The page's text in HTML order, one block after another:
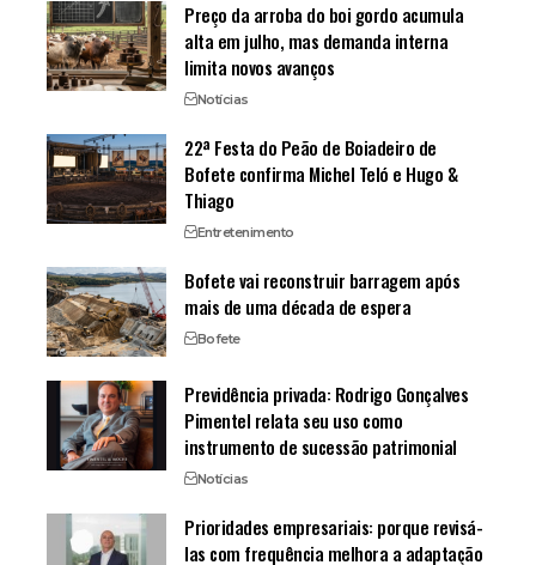
Preço da arroba do boi gordo acumula
alta em julho, mas demanda interna
limita novos avanços
Notícias
22ª Festa do Peão de Boiadeiro de
Bofete confirma Michel Teló e Hugo &
Thiago
Entretenimento
Bofete vai reconstruir barragem após
mais de uma década de espera
Bofete
Previdência privada: Rodrigo Gonçalves
Pimentel relata seu uso como
instrumento de sucessão patrimonial
Notícias
Prioridades empresariais: porque revisá-
las com frequência melhora a adaptação